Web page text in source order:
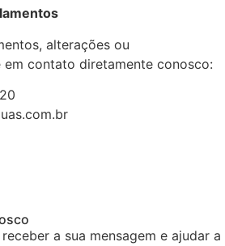
alterações ou
em contato diretamente conosco:
a sua mensagem e ajudar a